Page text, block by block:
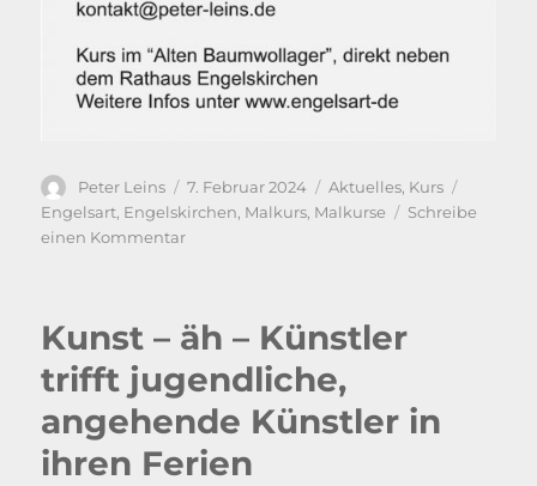
Autor
Peter Leins
Veröffentlicht
am
7. Februar 2024 Kategorien
Aktuelles, Kurs
Engelsart, Engelskirchen, Malkurs, Malkurse
Schreibe
einen Kommentarzu
Kunst – äh – Künstler
trifft jugendliche,
angehende Künstler in
ihren Ferien